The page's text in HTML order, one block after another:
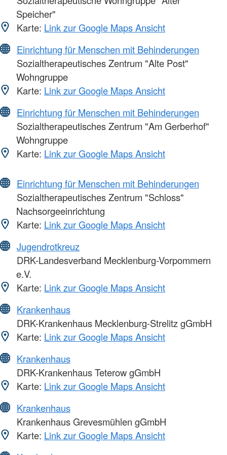
Speicher"
Karte: Link zur Google Maps Ansicht
Einrichtung für Menschen mit Behinderungen
Sozialtherapeutisches Zentrum "Alte Post"
Wohngruppe
Karte: Link zur Google Maps Ansicht
Einrichtung für Menschen mit Behinderungen
Sozialtherapeutisches Zentrum "Am Gerberhof"
Wohngruppe
Karte: Link zur Google Maps Ansicht
Einrichtung für Menschen mit Behinderungen
Sozialtherapeutisches Zentrum "Schloss"
Nachsorgeeinrichtung
Karte: Link zur Google Maps Ansicht
Jugendrotkreuz
DRK-Landesverband Mecklenburg-Vorpommern
e.V.
Karte: Link zur Google Maps Ansicht
Krankenhaus
DRK-Krankenhaus Mecklenburg-Strelitz gGmbH
Karte: Link zur Google Maps Ansicht
Krankenhaus
DRK-Krankenhaus Teterow gGmbH
Karte: Link zur Google Maps Ansicht
Krankenhaus
Krankenhaus Grevesmühlen gGmbH
Karte: Link zur Google Maps Ansicht